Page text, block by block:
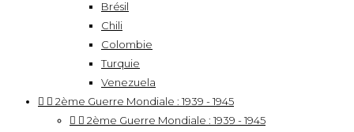
Brésil
Chili
Colombie
Turquie
Venezuela
  2ème Guerre Mondiale : 1939 - 1945
  2ème Guerre Mondiale : 1939 - 1945